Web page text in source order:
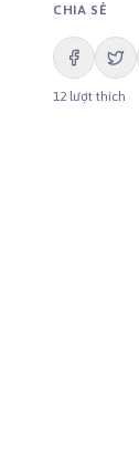
CHIA SẺ
12 lượt thích